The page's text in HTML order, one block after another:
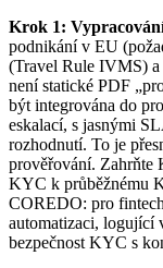
Krok 1:
podnikání v EU
(Travel Rule IVMS) a
není statické PDF
být integrována do
eskalací, s jasnými
rozhodnutí. To je
prověřování. Zahrňte
KYC k průběžnému
COREDO: pro
automatizaci, logující
bezpečnost KYC s